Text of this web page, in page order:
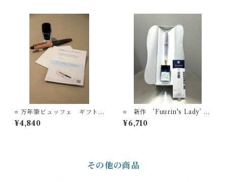
器コンバータ＋フレグランス
スプレー STYLE OF LAB
⭐️ 万年筆ビュッフェ ギフト
カード【送料無料】
¥4,840
⭐️ 新作 ’Fuurin's Lady’ 万
年筆ビュッフェ ’Pick Wh
o？'コレクション+ オリジナル
¥6,710
その他の商品